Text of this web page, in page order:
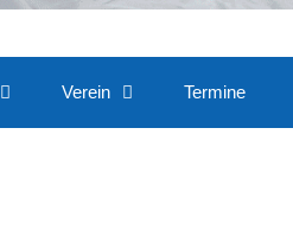
Verein Termine